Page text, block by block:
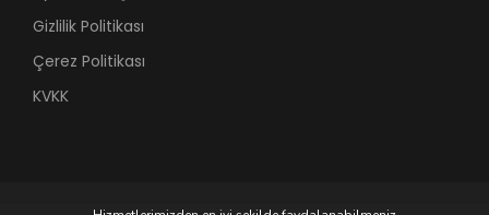
Gizlilik Politikası
Çerez Politikası
KVKK